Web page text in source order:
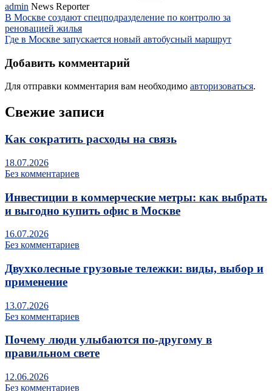
admin News Reporter
В Москве создают спецподразделение по контролю за
реновацией жилья
Где в Москве запускается новый автобусный маршрут
Добавить комментарий
Для отправки комментария вам необходимо авторизоваться.
Свежие записи
Как сократить расходы на связь
18.07.2026
Без комментариев
Инвестиции в коммерческие метры: как выбрать
и выгодно купить офис в Москве
16.07.2026
Без комментариев
Двухколесные грузовые тележки: виды, выбор и
применение
13.07.2026
Без комментариев
Почему люди улыбаются по‑другому в
правильном свете
12.06.2026
Без комментариев